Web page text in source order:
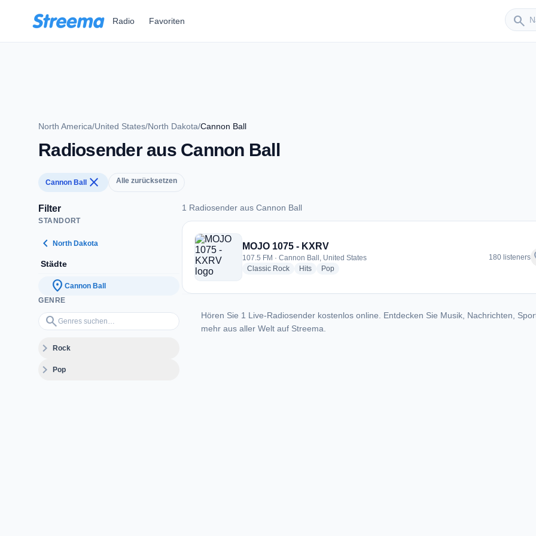
Radio Favoriten search
Sender
North America/United States/North Dakota/Cannon Ball
Radiosender aus Cannon Ball
Cannon Ball close Alle zurücksetzen
Filter
STANDORT
chevron_left North Dakota
Städte
location_on Cannon Ball
GENRE
search
Genres suchen…
expand_moreRock
expand_morePop
1 Radiosender aus Cannon Ball
1 Radiosender aus Cannon Ball
MOJO 1075 - KXRV
107.5 FM · Cannon Ball, United States
Classic Rockradio stations
Hitsradio stations
Popradio stations
180 listeners
Hören Sie 1 Live-Radiosender kostenlos online. Entdecken Sie Musik, Nachrichten,
mehr aus aller Welt auf Streema.